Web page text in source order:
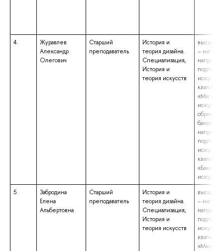
4.
Журавлев
Александр
Олегович
Старший
преподаватель
История и
теория дизайна.
Специализация,
История и
теория искусств
высшее
–
5.
Забродина
Елена
Альбертовна
Старший
преподаватель
История и
теория дизайна.
Специализация,
История и
теория искусств
высшее
–